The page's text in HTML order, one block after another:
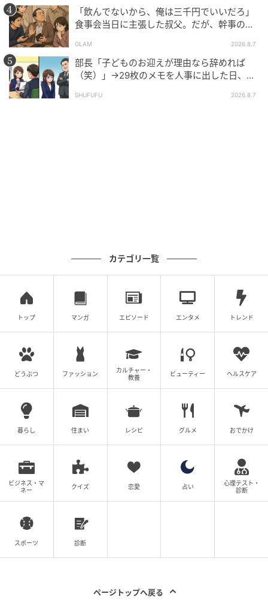
すこと自体褒められた行為ではありませんよね。発言
の内容も「意地汚い心の狭い奥さん」と明らかに悪意
が込められているように感じてしまいます。さらにお
ばさまたちは、旦那さんが言われたことを投稿者さん
に話すと見越したうえで、意図的に家庭の不和を引き
起こそうとして発言したのでは？ という声もありまし
してくる旦那。普通に反省している旦那なら妻に伝えないでし
くらいは言うだろうよ。一番反省が足りていなくて一番厄介な
のは投稿者さんの旦那だよ』
全面的に悪いんで」って言えよ。聞いてるだけではらわた煮え
くり返る』
そもそも旦那さんが投稿者さんにこの話を伝える必要
はあったのでしょうか。その点を疑問に思うママも多
くいました。職場で「蒸し返す投稿者さんが悪い」と
言われていたとしても、旦那さんが過去の不倫を反省
してその重みをきちんと感じているならば、その場で
からは不倫を反省していないと思われてもしょうがな
「飲んでないから、俺は三千円でいいだろ」
食事会当日に主張した叔父。だが、幹事のい
GLAM 2026.8.7
部長「子どものお迎えが理由なら辞めれば
（笑）」→29枚のメモを人事に出した日、部
SHUFUFU 2026.8.7
カテゴリ一覧
トップ マンガ エピソード エンタメ トレンド
どうぶつ ファッション
カルチャー・
教養
ビューティー ヘルスケア
暮らし 住まい レシピ グルメ おでかけ
ビジネス・マ
ネー
クイズ 恋愛 占い
心理テスト・
診断
スポーツ 診断
ページトップへ戻る